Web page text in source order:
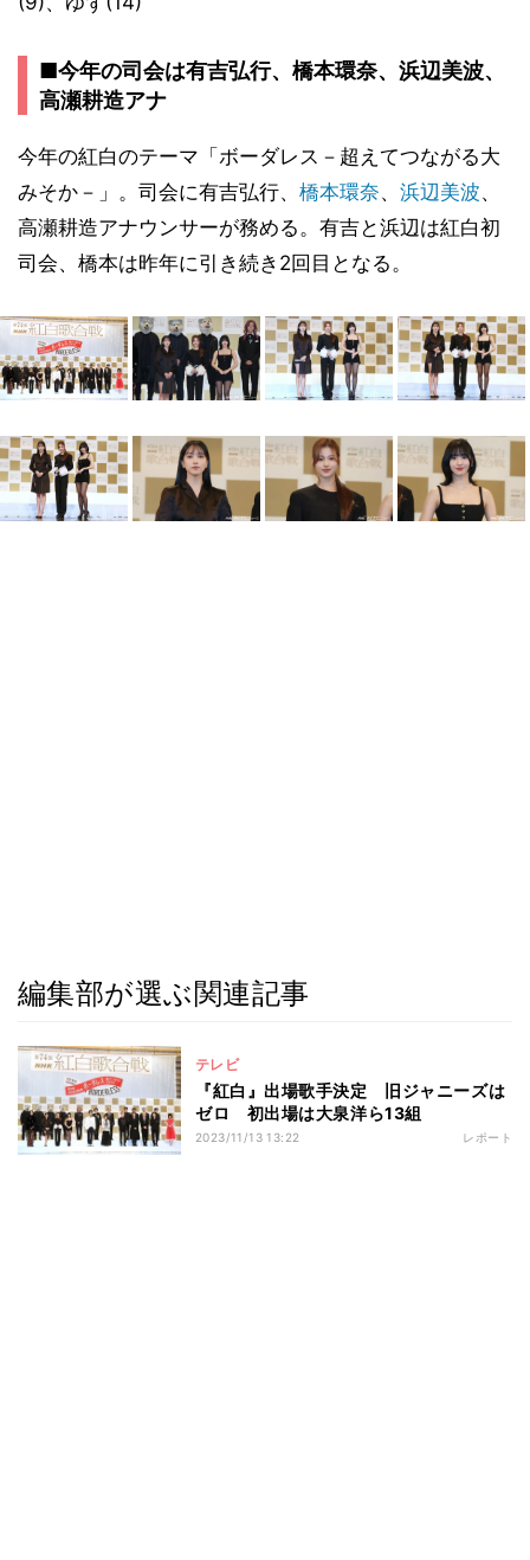
■今年の司会は有吉弘行、橋本環奈、浜辺美波、
高瀬耕造アナ
今年の紅白のテーマ「ボーダレス－超えてつながる大
みそか－」。司会に有吉弘行、 橋本環奈、 浜辺美波、
高瀬耕造アナウンサーが務める。有吉と浜辺は紅白初
司会、橋本は昨年に引き続き2回目となる。
編集部が選ぶ関連記事
テレビ
『紅白』出場歌手決定 旧ジャニーズは
ゼロ 初出場は大泉洋ら13組
2023/11/13 13:22 レポート